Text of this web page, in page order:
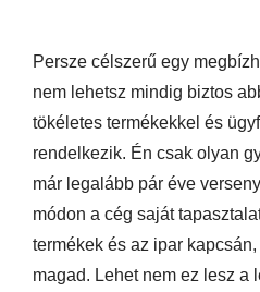
Persze célszerű egy
nem lehetsz mindig biztos
tökéletes termékekkel és
rendelkezik. Én csak olyan
már legalább pár éve
módon a cég saját
termékek és az ipar
magad. Lehet nem ez lesz a